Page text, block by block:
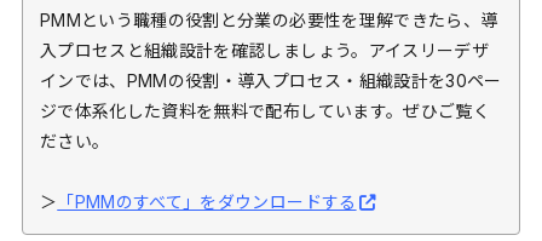
PMMという職種の役割と分業の必要性を理解できたら、導
入プロセスと組織設計を確認しましょう。アイスリーデザ
インでは、PMMの役割・導入プロセス・組織設計を30ペー
ジで体系化した資料を無料で配布しています。ぜひご覧く
ださい。
＞ 「PMMのすべて」をダウンロードする